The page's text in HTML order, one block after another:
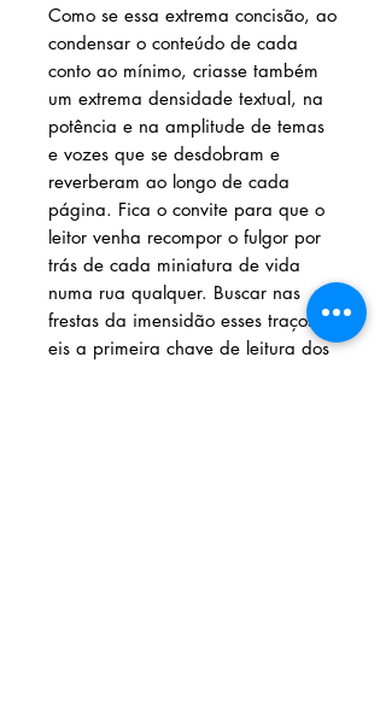
Como se essa extrema concisão, ao
condensar o conteúdo de cada
conto ao mínimo, criasse também
um extrema densidade textual, na
potência e na amplitude de temas
e vozes que se desdobram e
reverberam ao longo de cada
página. Fica o convite para que o
leitor venha recompor o fulgor por
trás de cada miniatura de vida
numa rua qualquer. Buscar nas
frestas da imensidão esses traços,
eis a primeira chave de leitura dos